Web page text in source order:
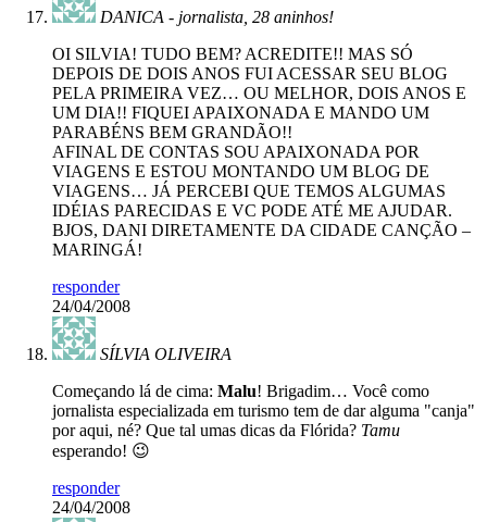
DANICA - jornalista, 28 aninhos!
OI SILVIA! TUDO BEM? ACREDITE!! MAS SÓ
DEPOIS DE DOIS ANOS FUI ACESSAR SEU BLOG
PELA PRIMEIRA VEZ… OU MELHOR, DOIS ANOS E
UM DIA!! FIQUEI APAIXONADA E MANDO UM
PARABÉNS BEM GRANDÃO!!
AFINAL DE CONTAS SOU APAIXONADA POR
VIAGENS E ESTOU MONTANDO UM BLOG DE
VIAGENS… JÁ PERCEBI QUE TEMOS ALGUMAS
IDÉIAS PARECIDAS E VC PODE ATÉ ME AJUDAR.
BJOS, DANI DIRETAMENTE DA CIDADE CANÇÃO –
MARINGÁ!
responder
24/04/2008
SÍLVIA OLIVEIRA
Começando lá de cima: Malu! Brigadim… Você como
jornalista especializada em turismo tem de dar alguma "canja"
por aqui, né? Que tal umas dicas da Flórida? Tamu
esperando! 😉
responder
24/04/2008